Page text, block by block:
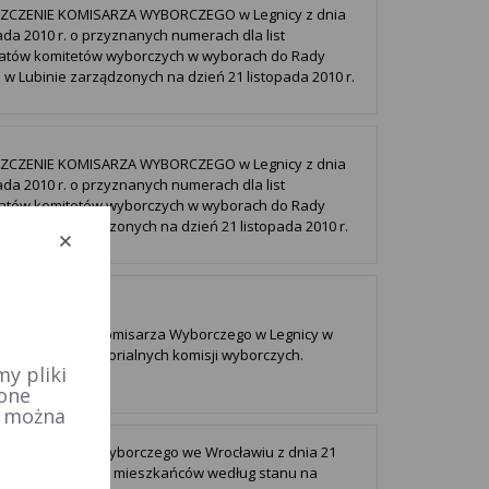
KOMISARZA WYBORCZEGO w Legnicy z dnia
2010 r. o przyznanych numerach dla list
komitetów wyborczych w wyborach do Rady
w Lubinie zarządzonych na dzień 21 listopada 2010 r.
KOMISARZA WYBORCZEGO w Legnicy z dnia
2010 r. o przyznanych numerach dla list
komitetów wyborczych w wyborach do Rady
w Górze zarządzonych na dzień 21 listopada 2010 r.
Nr 208 Komisarza Wyborczego w Legnicy w
powołania terytorialnych komisji wyborczych.
Komisarza Wyborczego we Wrocławiu z dnia 21
2010 r. o liczbie mieszkańców według stanu na
pliki